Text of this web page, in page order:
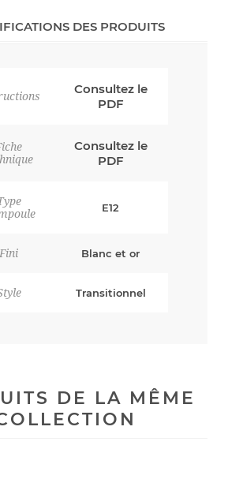
DES PRODUITS
Consultez le
PDF
Consultez le
PDF
E12
Fini Blanc et or
Transitionnel
DE LA MÊME